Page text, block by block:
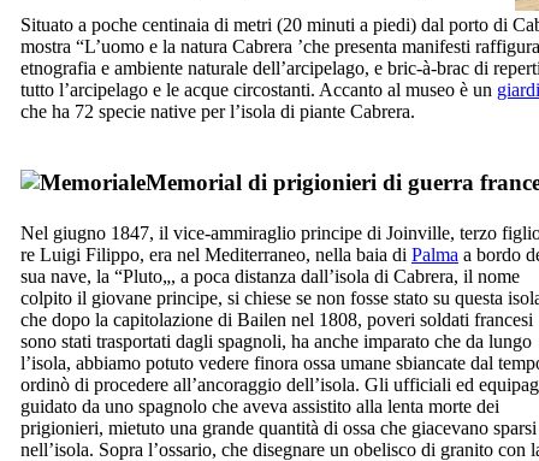
Situato a poche centinaia di metri (20 minuti a piedi) dal porto di
mostra “L’uomo e la natura Cabrera ’che presenta manifesti
etnografia e ambiente naturale dell’arcipelago, e bric-à-brac di
tutto l’arcipelago e le acque circostanti. Accanto al museo è un
che ha 72 specie native per l’isola di piante Cabrera.
Memorial di prigionieri di guerra
Nel giugno 1847, il vice-ammiraglio principe di Joinville, terzo
re Luigi Filippo, era nel Mediterraneo, nella baia di Palma a bordo
sua nave, la “Pluto„, a poca distanza dall’isola di Cabrera, il nome
colpito il giovane principe, si chiese se non fosse stato su questa
che dopo la capitolazione di Bailen nel 1808, poveri soldati francesi
sono stati trasportati dagli spagnoli, ha anche imparato che da lungo
l’isola, abbiamo potuto vedere finora ossa umane sbiancate dal
ordinò di procedere all’ancoraggio dell’isola. Gli ufficiali ed
guidato da uno spagnolo che aveva assistito alla lenta morte dei
prigionieri, mietuto una grande quantità di ossa che giacevano sparsi
nell’isola. Sopra l’ossario, che disegnare un obelisco di granito con